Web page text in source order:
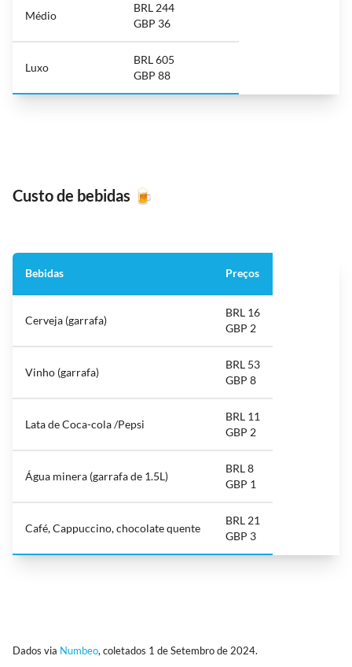
Médio
BRL 244
GBP 36
Luxo
BRL 605
GBP 88
Custo de bebidas 🍺
Bebidas Preços
Cerveja (garrafa)
BRL 16
GBP 2
Vinho (garrafa)
BRL 53
GBP 8
Lata de Coca-cola /Pepsi
BRL 11
GBP 2
Água minera (garrafa de 1.5L)
BRL 8
GBP 1
Café, Cappuccino, chocolate quente
BRL 21
GBP 3
Dados via Numbeo, coletados 1 de Setembro de 2024.